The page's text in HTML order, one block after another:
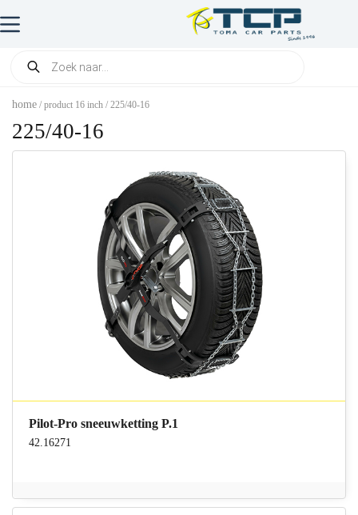
home / product 16 inch / 225/40-16
225/40-16
Pilot-Pro sneeuwketting P.1
42.16271